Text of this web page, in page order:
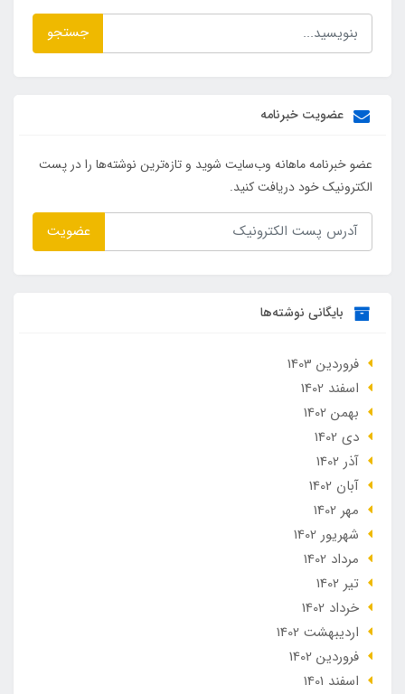
جستجو
عضویت خبرنامه
عضو خبرنامه ماهانه وب‌سایت شوید و تازه‌ترین نوشته‌ها را در پست
الکترونیک خود دریافت کنید.
عضویت
بایگانی نوشته‌ها
فروردین 1403
اسفند 1402
بهمن 1402
دی 1402
آذر 1402
آبان 1402
مهر 1402
شهریور 1402
مرداد 1402
تير 1402
خرداد 1402
ارديبهشت 1402
فروردین 1402
اسفند 1401